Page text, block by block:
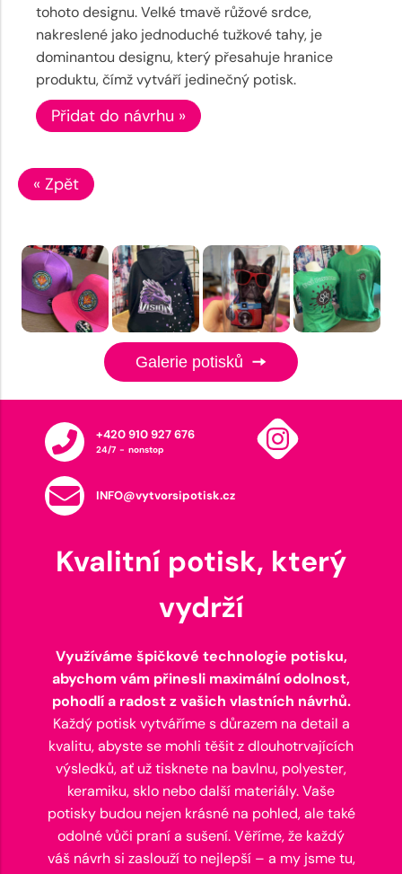
tohoto designu. Velké tmavě růžové srdce,
nakreslené jako jednoduché tužkové tahy, je
dominantou designu, který přesahuje hranice
produktu, čímž vytváří jedinečný potisk.
Přidat do návrhu »
« Zpět
Galerie potisků
+420 910 927 676
24/7 - nonstop
INFO@vytvorsipotisk.cz
Kvalitní potisk, který
vydrží
Využíváme špičkové technologie potisku,
abychom vám přinesli maximální odolnost,
pohodlí a radost z vašich vlastních návrhů.
Každý potisk vytváříme s důrazem na detail a
kvalitu, abyste se mohli těšit z dlouhotrvajících
výsledků, ať už tisknete na bavlnu, polyester,
keramiku, sklo nebo další materiály. Vaše
potisky budou nejen krásné na pohled, ale také
odolné vůči praní a sušení. Věříme, že každý
váš návrh si zaslouží to nejlepší – a my jsme tu,